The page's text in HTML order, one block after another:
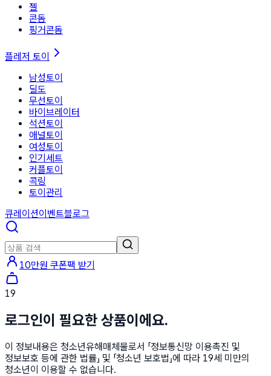
젤
콘돔
핑거콘돔
플레저 토이
남성토이
딜도
무선토이
바이브레이터
석션토이
애널토이
여성토이
인기세트
커플토이
콕링
토이관리
큐레이션이벤트블로그
10만원 쿠폰팩 받기
19
로그인이 필요한 상품이에요.
이 정보내용은 청소년유해매체물로서 「정보통신망 이용촉진 및
정보보호 등에 관한 법률」 및 「청소년 보호법」에 따라 19세 미만의
청소년이 이용할 수 없습니다.